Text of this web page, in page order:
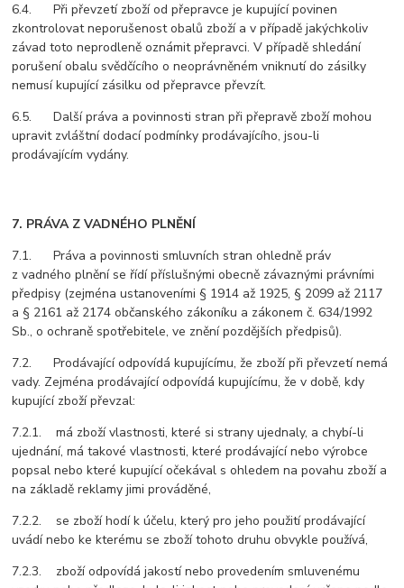
6.4. Při převzetí zboží od přepravce je kupující povinen
zkontrolovat neporušenost obalů zboží a v případě jakýchkoliv
závad toto neprodleně oznámit přepravci. V případě shledání
porušení obalu svědčícího o neoprávněném vniknutí do zásilky
nemusí kupující zásilku od přepravce převzít.
6.5. Další práva a povinnosti stran při přepravě zboží mohou
upravit zvláštní dodací podmínky prodávajícího, jsou-li
prodávajícím vydány.
7. PRÁVA Z VADNÉHO PLNĚNÍ
7.1. Práva a povinnosti smluvních stran ohledně práv
z vadného plnění se řídí příslušnými obecně závaznými právními
předpisy (zejména ustanoveními § 1914 až 1925, § 2099 až 2117
a § 2161 až 2174 občanského zákoníku a zákonem č. 634/1992
Sb., o ochraně spotřebitele, ve znění pozdějších předpisů).
7.2. Prodávající odpovídá kupujícímu, že zboží při převzetí nemá
vady. Zejména prodávající odpovídá kupujícímu, že v době, kdy
kupující zboží převzal:
7.2.1. má zboží vlastnosti, které si strany ujednaly, a chybí-li
ujednání, má takové vlastnosti, které prodávající nebo výrobce
popsal nebo které kupující očekával s ohledem na povahu zboží a
na základě reklamy jimi prováděné,
7.2.2. se zboží hodí k účelu, který pro jeho použití prodávající
uvádí nebo ke kterému se zboží tohoto druhu obvykle používá,
7.2.3. zboží odpovídá jakostí nebo provedením smluvenému